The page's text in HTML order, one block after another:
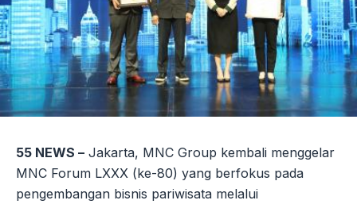
55 NEWS – Jakarta, MNC Group kembali menggelar
MNC Forum LXXX (ke-80) yang berfokus pada
pengembangan bisnis pariwisata melalui